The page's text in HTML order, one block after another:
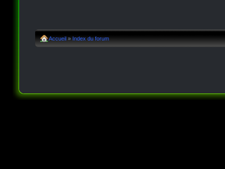
Accueil » Index du forum